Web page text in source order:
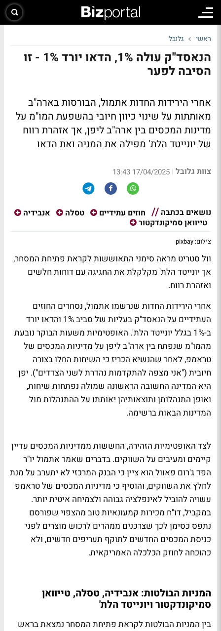
ראשי גלובל
הנאסד"ק עולה 1%, הדאו יורד 1% - זו
הסיבה לפער
אחרי הירידות החדות אתמול, הבורסות בארה"ב
מאותתות על שינוי כיוון חיובי בהשפעת המו"מ על
מדינות המכסים בין ארה"ב ליפן, אך אזהרת רווח
של יונייטד הלת' מפילה את המניה ואת הדאו
צוות גלובל |
17/04/2025 13:43
נושאים בכתבה חוזים עתידיים טסלה
אנבידיה
טייוואן סמיקונדקטור
צילום: pixbay
וול סטריט מראה סימני התאוששות לקראת פתיחת המסחר,
אך יונייטד הלת' מקלקלת את החגיגה עם דוחות חלשים
ואזהרת רווח.
אחרי הירידות החדות שנרשמו אתמול, נסחרים החוזים
העתידיים על הנאסד"ק בעליות של סביב 1% והדאו יורד
ב-1% בגלל יונייטד הלת'. האופטימיות משעות הבוקר נובעת
מהמו"מ שנפתח בין ארה"ב ליפן על מדיניות המכסים של
טראמפ, לאחר שהנשיא הכריז כי השיחות החלו בצורה
חיובית ("אני מצפה להתקדמות נהדרת לשני הצדדים"). יפן
היא המדינה החשובה הראשונה שמולה נפתחות שיחות,
ואופן התנהלותן ותוצאותיהן יאותתו על ההתנהלות מול
המדינות הבאות ברשימה.
לצד האופטימיות הזהירה, החששות ממדיניות המכסים עדיין
קיימים ומעיבים על השווקים. בדברים שאמר אתמול יו"ר
הפד ג'רום פאוול הוא ציין כי הבנק המרכזי לא יתערב על מנת
לחלץ את השווקים, והוסיף כי מדיניות המכסים של טראמפ
עשויה להוביל לאינפלציה גבוהה ולצמיחה איטית יותר.
במקביל, דו"ח מכירות קמעונאיות טוב מהצפוי שפורסם
נתפס כסימן לכך שצרכנים ממהרים לרכוש מוצרים לפני
כניסת המכסים החדשים לתוקף תעריפים חדשים, ולא
כהוכחה לחוזק הכלכלה האמריקאית.
המניות הבולטות: אנבידיה, טסלה, טייוואן
סמיקונדקטור ויונייטד הלת'
בין המניות הבולטות לקראת פתיחת המסחר נמצאת בראש